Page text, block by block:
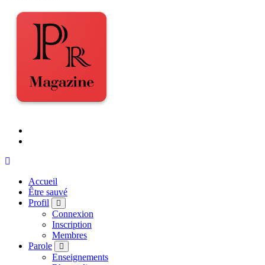
Accueil
Être sauvé
Profil
Connexion
Inscription
Membres
Parole
Enseignements